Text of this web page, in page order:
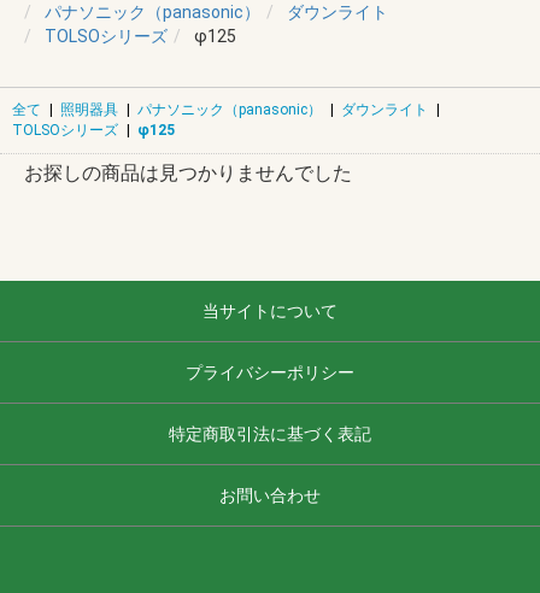
パナソニック（panasonic）
ダウンライト
TOLSOシリーズ
φ125
全て | 照明器具 | パナソニック（panasonic） | ダウンライト
|
TOLSOシリーズ | φ125
お探しの商品は見つかりませんでした
当サイトについて
プライバシーポリシー
特定商取引法に基づく表記
お問い合わせ